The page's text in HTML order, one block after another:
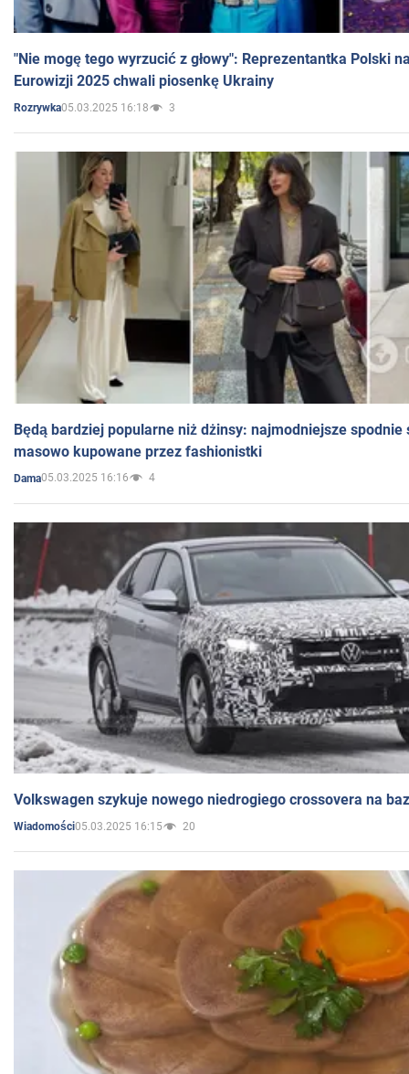
"Nie mogę tego wyrzucić z głowy": Reprezentantka Polski
Eurowizji 2025 chwali piosenkę Ukrainy
Rozrywka05.03.2025 16:18 3
Będą bardziej popularne niż dżinsy: najmodniejsze spodnie
masowo kupowane przez fashionistki
Dama05.03.2025 16:16 4
Volkswagen szykuje nowego niedrogiego crossovera na
Wiadomości05.03.2025 16:15 20